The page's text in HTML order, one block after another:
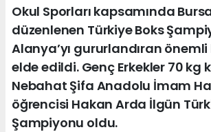
Okul Sporları kapsamında
düzenlenen Türkiye Boks
Alanya’yı gururlandıran önemli
elde edildi. Genç Erkekler 70 kg
Nebahat Şifa Anadolu İmam
öğrencisi Hakan Arda İlgün
Şampiyonu oldu.